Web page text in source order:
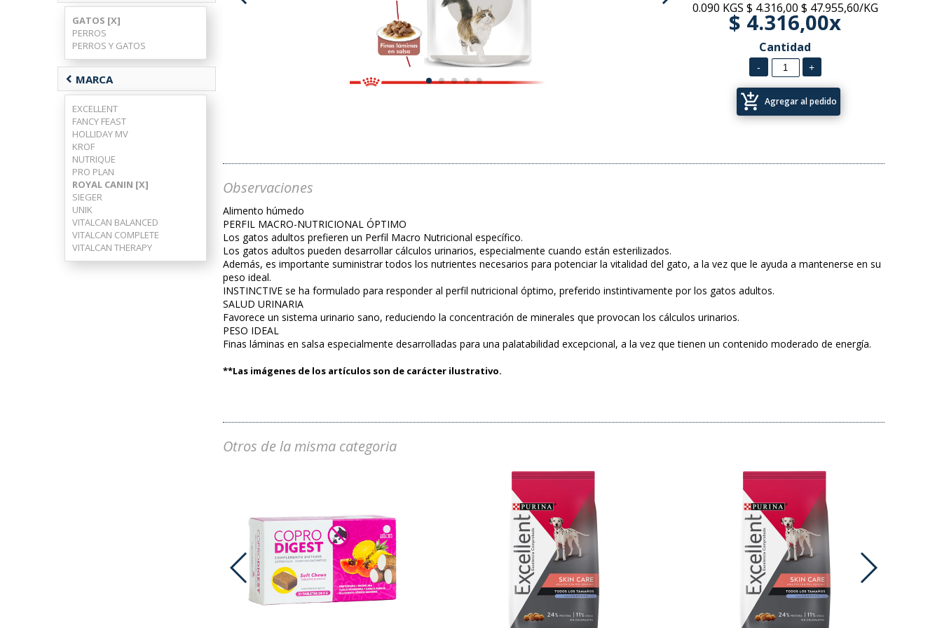
GATOS [X]
PERROS
PERROS Y GATOS
chevron_left MARCA
EXCELLENT
FANCY FEAST
HOLLIDAY MV
KROF
NUTRIQUE
PRO PLAN
ROYAL CANIN [X]
SIEGER
UNIK
VITALCAN BALANCED
VITALCAN COMPLETE
VITALCAN THERAPY
0.090 KGS $ 4.316,00 $ 47.955,60/KG
$ 4.316,00x
Cantidad
add_shopping_cart Agregar al pedido
Observaciones
Alimento húmedo
PERFIL MACRO-NUTRICIONAL ÓPTIMO
Los gatos adultos prefieren un Perfil Macro Nutricional específico.
Los gatos adultos pueden desarrollar cálculos urinarios, especialmente cuando están esterilizados.
Además, es importante suministrar todos los nutrientes necesarios para potenciar la vitalidad del gato, a la vez que le ayuda a mantenerse en su
peso ideal.
INSTINCTIVE se ha formulado para responder al perfil nutricional óptimo, preferido instintivamente por los gatos adultos.
SALUD URINARIA
Favorece un sistema urinario sano, reduciendo la concentración de minerales que provocan los cálculos urinarios.
PESO IDEAL
Finas láminas en salsa especialmente desarrolladas para una palatabilidad excepcional, a la vez que tienen un contenido moderado de energía.
**Las imágenes de los artículos son de carácter ilustrativo.
Otros de la misma categoria